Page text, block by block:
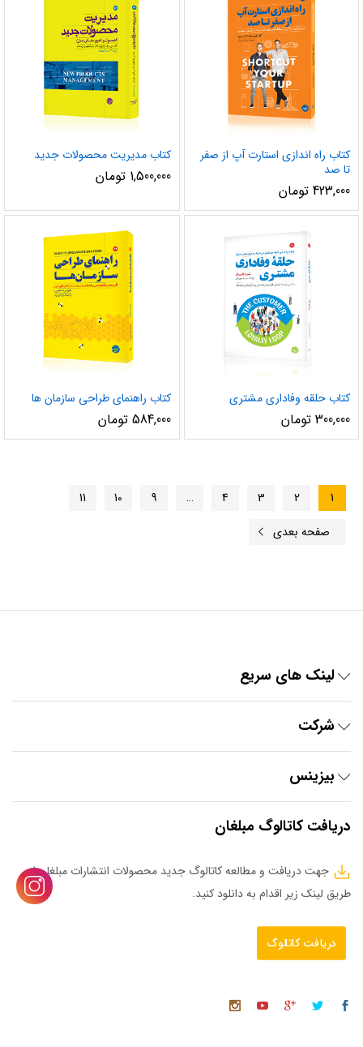
کتاب راه اندازی استارت آپ از صفر
تا صد
423,000 تومان
کتاب مدیریت محصولات جدید
1,500,000 تومان
کتاب حلقه وفاداری مشتری
300,000 تومان
کتاب راهنمای طراحی سازمان ها
584,000 تومان
1
2
3
4
…
9
10
11
صفحه بعدی
لینک های سریع
شرکت
بیزینس
دریافت کاتالوگ مبلغان
جهت دریافت و مطالعه کاتالوگ جدید محصولات انتشارات مبلغان از
طریق لینک زیر اقدام به دانلود کنید.
دریافت کاتالوگ